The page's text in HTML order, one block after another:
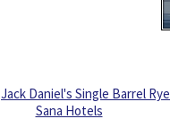
Jack Daniel's Single Barrel Rye
Sana Hotels